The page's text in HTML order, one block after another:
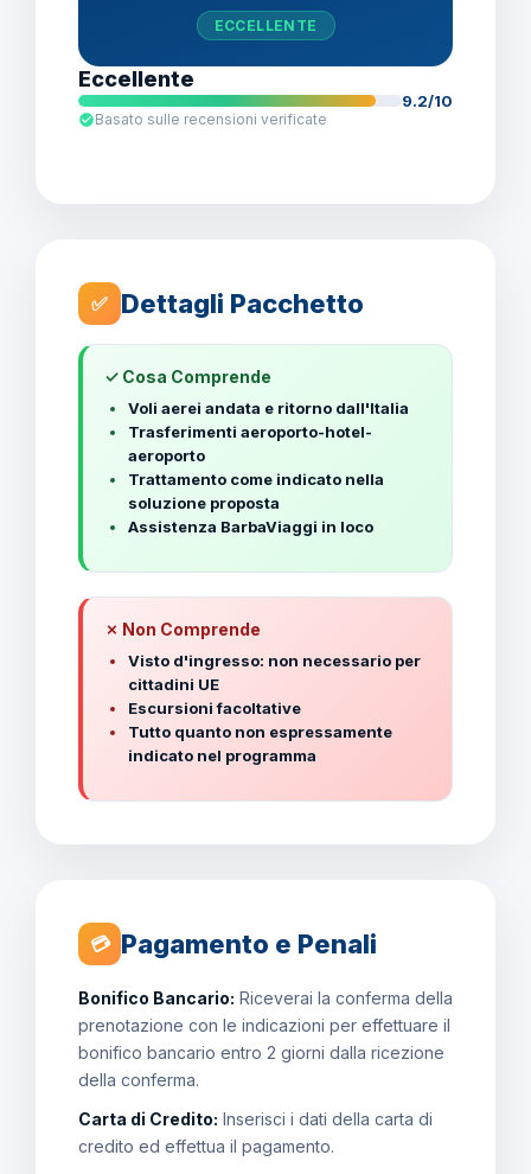
ECCELLENTE
Eccellente
9.2/10
Basato sulle recensioni verificate
✅ Dettagli Pacchetto
✓ Cosa Comprende
Voli aerei andata e ritorno dall'Italia
Trasferimenti aeroporto-hotel-
aeroporto
Trattamento come indicato nella
soluzione proposta
Assistenza BarbaViaggi in loco
✗ Non Comprende
Visto d'ingresso: non necessario per
cittadini UE
Escursioni facoltative
Tutto quanto non espressamente
indicato nel programma
💳 Pagamento e Penali
Bonifico Bancario: Riceverai la conferma della
prenotazione con le indicazioni per effettuare il
bonifico bancario entro 2 giorni dalla ricezione
della conferma.
Carta di Credito: Inserisci i dati della carta di
credito ed effettua il pagamento.